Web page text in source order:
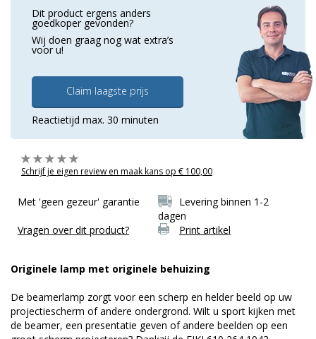
Dit product ergens anders
goedkoper gevonden?
Wij doen graag nog wat extra’s
voor u!
Claim laagste prijs
Reactietijd max. 30 minuten
Schrijf je eigen review en maak kans op € 100,00
Met 'geen gezeur' garantie
Levering binnen 1-2
dagen
Vragen over dit product?
Print artikel
Originele lamp met originele behuizing
De beamerlamp zorgt voor een scherp en helder beeld op uw
projectiescherm of andere ondergrond. Wilt u sport kijken met
de beamer, een presentatie geven of andere beelden op een